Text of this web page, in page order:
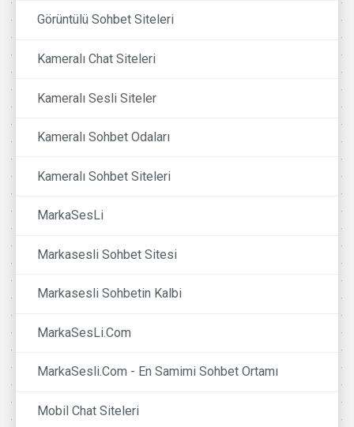
Görüntülü Sohbet Siteleri
Kameralı Chat Siteleri
Kameralı Sesli Siteler
Kameralı Sohbet Odaları
Kameralı Sohbet Siteleri
MarkaSesLi
Markasesli Sohbet Sitesi
Markasesli Sohbetin Kalbi
MarkaSesLi.Com
MarkaSesli.Com - En Samimi Sohbet Ortamı
Mobil Chat Siteleri